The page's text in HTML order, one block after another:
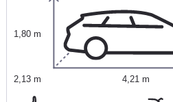
1,80 m
2,13 m 4,21 m